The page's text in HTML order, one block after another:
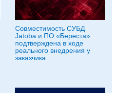
Совместимость СУБД
Jatoba и ПО «Береста»
подтверждена в ходе
реального внедрения у
заказчика